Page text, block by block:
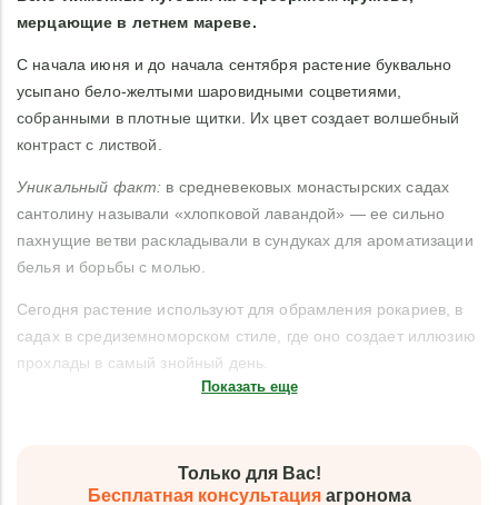
мерцающие в летнем мареве.
С начала июня и до начала сентября растение буквально
усыпано бело-желтыми шаровидными соцветиями,
собранными в плотные щитки. Их цвет создает волшебный
контраст с листвой.
Уникальный факт: в средневековых монастырских садах
сантолину называли «хлопковой лавандой» — ее сильно
пахнущие ветви раскладывали в сундуках для ароматизации
белья и борьбы с молью.
Сегодня растение используют для обрамления рокариев, в
садах в средиземноморском стиле, где оно создает иллюзию
прохлады в самый знойный день.
Показать еще
Только для Вас!
Бесплатная консультацияагронома